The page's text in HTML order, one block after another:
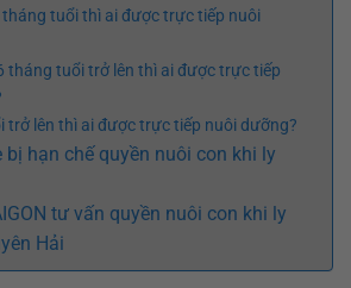
tháng tuổi thì ai được trực tiếp nuôi
tháng tuổi trở lên thì ai được trực tiếp
trở lên thì ai được trực tiếp nuôi dưỡng?
bị hạn chế quyền nuôi con khi ly
tư vấn quyền nuôi con khi ly
Hải